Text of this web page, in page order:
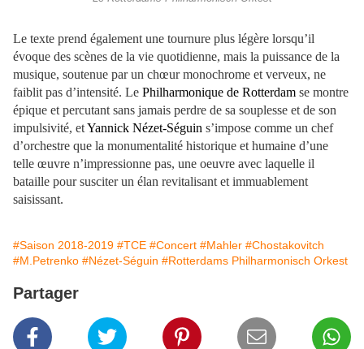
Le texte prend également une tournure plus légère lorsqu’il
évoque des scènes de la vie quotidienne, mais la puissance de la
musique, soutenue par un chœur monochrome et verveux, ne
faiblit pas d’intensité. Le Philharmonique de Rotterdam se montre
épique et percutant sans jamais perdre de sa souplesse et de son
impulsivité, etYannick Nézet-Séguin s’impose comme un chef
d’orchestre que la monumentalité historique et humaine d’une
telle œuvre n’impressionne pas, une oeuvre avec laquelle il
bataille pour susciter un élan revitalisant et immuablement
saisissant.
#Saison 2018-2019 #TCE #Concert #Mahler #Chostakovitch
#M.Petrenko #Nézet-Séguin #Rotterdams Philharmonisch Orkest
Partager